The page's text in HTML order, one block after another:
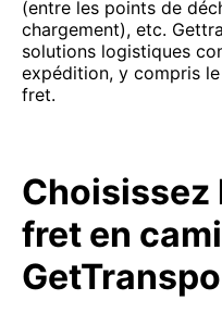
(entre les points de
chargement), etc.
solutions logistiques
expédition, y compris le
fret.
Choisissez
fret en